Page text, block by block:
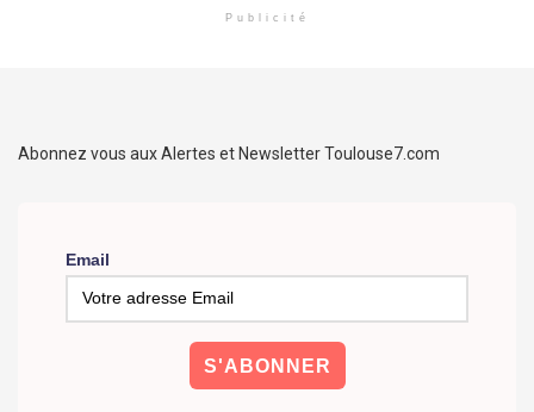
Publicité
Abonnez vous aux Alertes et Newsletter Toulouse7.com
Email